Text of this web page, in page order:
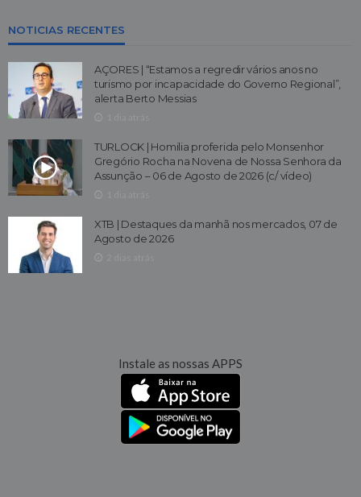
NOTICIAS RECENTES
AÇORES | “Estamos a regredir vários anos no
turismo por incapacidade do Governo Regional”,
alerta Berto Messias
TURLOCK | Homilia proferida pelo Monsenhor
Gregório Rocha na Novena de Nossa Senhora da
Assunção – 06 de Agosto de 2026 (c/ vídeo)
XTB | Destaques da manhã nos mercados, 07 de
Agosto de 2026
Instale as nossas APPS